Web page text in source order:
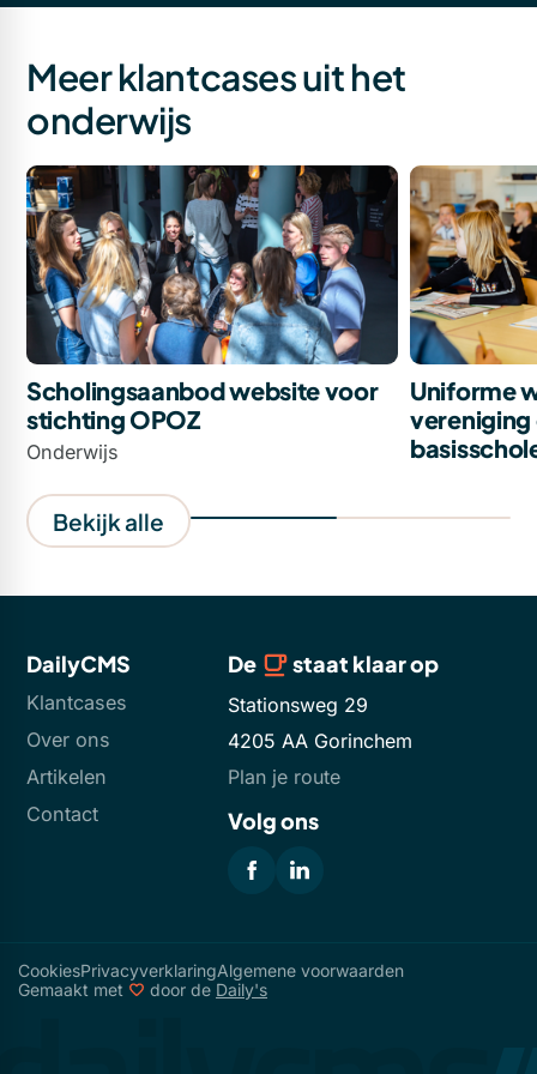
Meer klantcases uit het
onderwijs
Scholingsaanbod website voor
stichting OPOZ
Onderwijs
Uniforme
vereniging
Bekijk alle
DailyCMS
Klantcases
Over ons
Artikelen
Contact
De staat klaar op
Stationsweg 29
4205 AA Gorinchem
Plan je route
Volg ons
CookiesPrivacyverklaringAlgemene voorwaarden
Gemaakt met
door de Daily's